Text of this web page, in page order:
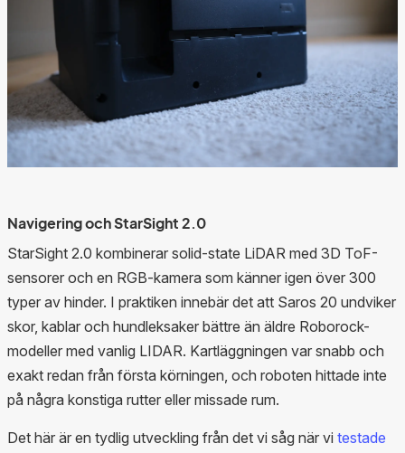
Navigering och StarSight 2.0
StarSight 2.0 kombinerar solid-state LiDAR med 3D ToF-
sensorer och en RGB-kamera som känner igen över 300
typer av hinder. I praktiken innebär det att Saros 20 undviker
skor, kablar och hundleksaker bättre än äldre Roborock-
modeller med vanlig LIDAR. Kartläggningen var snabb och
exakt redan från första körningen, och roboten hittade inte
på några konstiga rutter eller missade rum.
Det här är en tydlig utveckling från det vi såg när vi testade